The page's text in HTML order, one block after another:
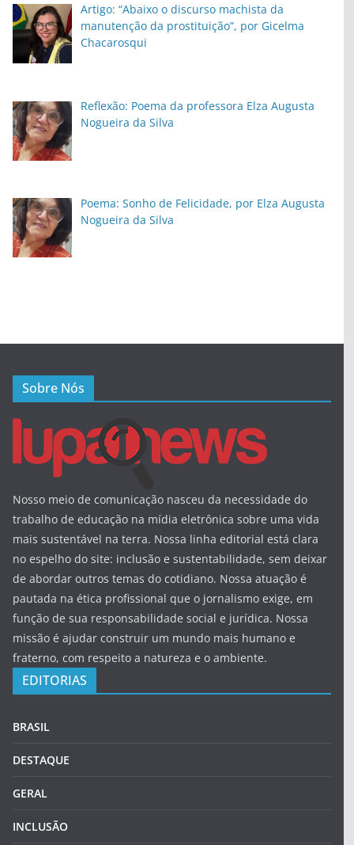
Artigo: “Abaixo o discurso machista da
manutenção da prostituição”, por Gicelma
Chacarosqui
Reflexão: Poema da professora Elza Augusta
Nogueira da Silva
Poema: Sonho de Felicidade, por Elza Augusta
Nogueira da Silva
Sobre Nós
Nosso meio de comunicação nasceu da necessidade do
trabalho de educação na mídia eletrônica sobre uma vida
mais sustentável na terra. Nossa linha editorial está clara
no espelho do site: inclusão e sustentabilidade, sem deixar
de abordar outros temas do cotidiano. Nossa atuação é
pautada na ética profissional que o jornalismo exige, em
função de sua responsabilidade social e jurídica. Nossa
missão é ajudar construir um mundo mais humano e
fraterno, com respeito a natureza e o ambiente.
EDITORIAS
BRASIL
DESTAQUE
GERAL
INCLUSÃO